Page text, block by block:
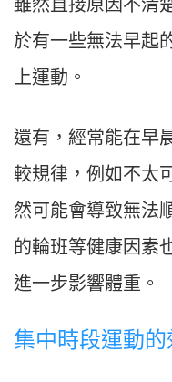
雖然直接原因不清
於有一些無法早起
上運動。
還有，經常能在早
較規律，例如不太
然可能會導致無法
的輪班等健康因素
進一步影響體重。
集中時段運動